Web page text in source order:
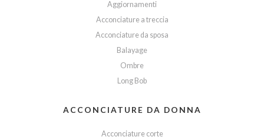
Aggiornamenti
Acconciature a treccia
Acconciature da sposa
Balayage
Ombre
Long Bob
ACCONCIATURE DA DONNA
Acconciature corte